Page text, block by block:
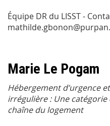
Équipe DR du LISST -
Marie Le Pogam
Hébergement d’urgence
irrégulière : Une
chaîne du logement